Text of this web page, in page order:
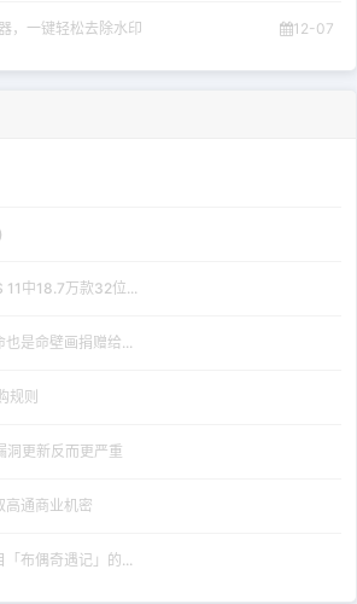
，一键轻松去除水印 12-07
11中18.7万款32位...
是命壁画捐赠给...
规则
洞更新反而更严重
高通商业机密
布偶奇遇记」的...